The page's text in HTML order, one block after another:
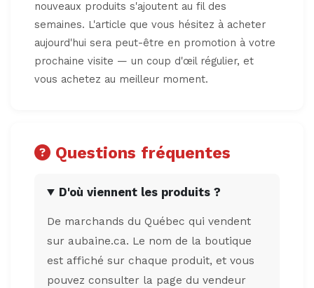
nouveaux produits s'ajoutent au fil des
semaines. L'article que vous hésitez à acheter
aujourd'hui sera peut-être en promotion à votre
prochaine visite — un coup d'œil régulier, et
vous achetez au meilleur moment.
Questions fréquentes
D'où viennent les produits ?
De marchands du Québec qui vendent
sur aubaine.ca. Le nom de la boutique
est affiché sur chaque produit, et vous
pouvez consulter la page du vendeur